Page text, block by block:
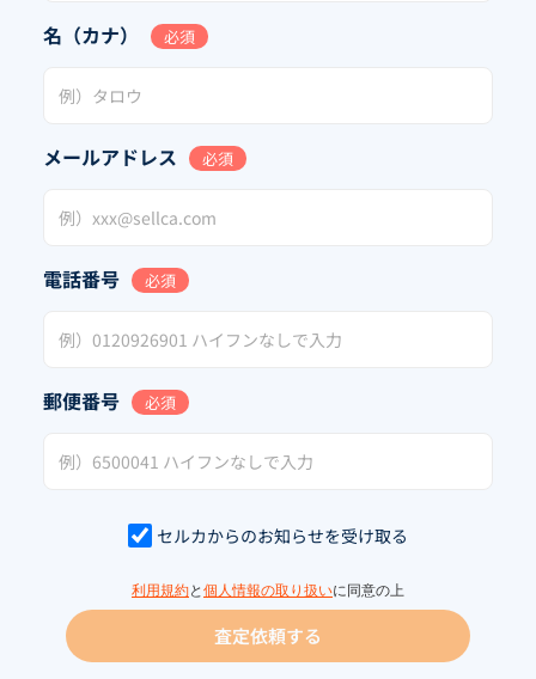
名（カナ） 必須
メールアドレス 必須
電話番号 必須
郵便番号 必須
セルカからのお知らせを受け取る
利用規約と 個人情報の取り扱いに同意の上
査定依頼する